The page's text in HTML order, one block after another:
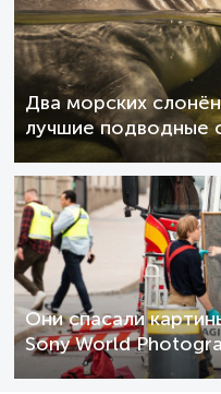
Два морских
лучшие подводные
Они спасали
Sony World